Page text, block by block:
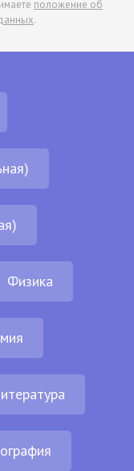
положение об
.
Физика